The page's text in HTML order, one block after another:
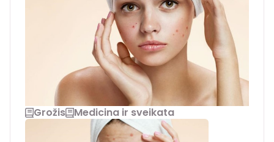
Grožis Medicina ir sveikata